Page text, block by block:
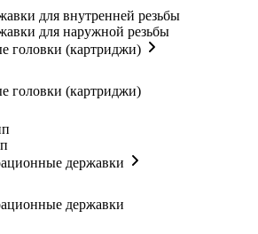
для внутренней резьбы
для наружной резьбы
головки (картриджи)
головки (картриджи)
державки
державки